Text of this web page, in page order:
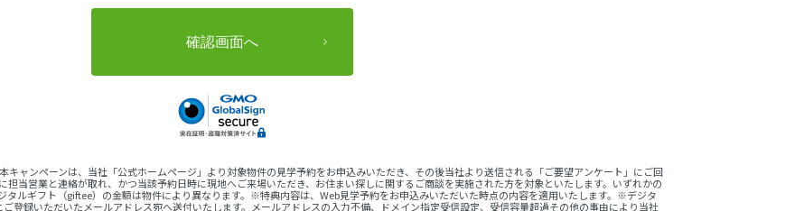
キャンペーンは、当社「公式ホームページ」より対象物件の見学予約をお申込みいただき、その後当社より送信される「ご要望アンケート」にご回
当営業と連絡が取れ、かつ当該予約日時に現地へご来場いただき、お住まい探しに関するご商談を実施された方を対象といたします。いずれかの
ルギフト（giftee）の金額は物件により異なります。※特典内容は、Web見学予約をお申込みいただいた時点の内容を適用いたします。※デジタ
登録いただいたメールアドレス宛へ送付いたします。メールアドレスの入力不備、ドメイン指定受信設定、受信容量超過その他の事由により当社